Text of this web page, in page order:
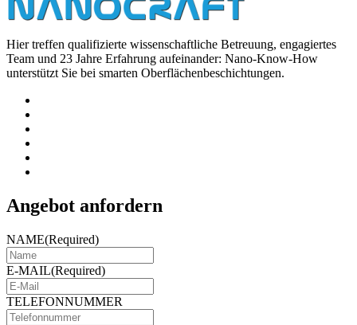
Hier treffen qualifizierte wissenschaftliche Betreuung, engagiertes
Team und 23 Jahre Erfahrung aufeinander: Nano-Know-How
unterstützt Sie bei smarten Oberflächenbeschichtungen.
Angebot anfordern
NAME(Required)
E-MAIL(Required)
TELEFONNUMMER